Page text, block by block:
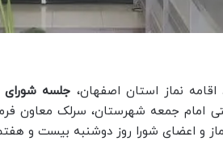
نماز استان اصفهان، جلسه شورای
امام جمعه شهرستان، سرلک معاون
و اعضای شورا روز دوشنبه بیست و